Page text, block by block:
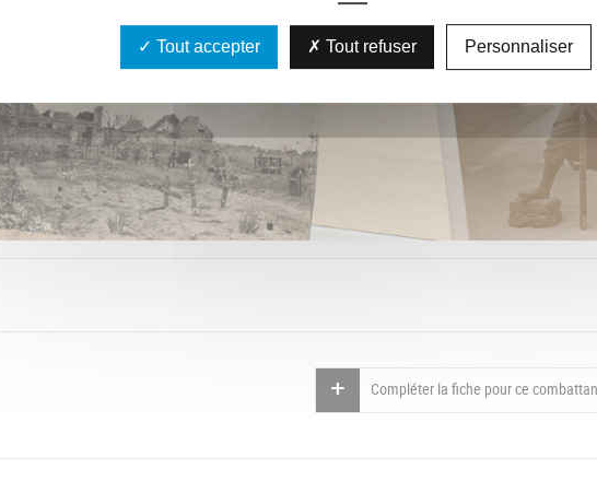
Compléter la fiche pour ce
Tout accepter Tout refuser Personnaliser